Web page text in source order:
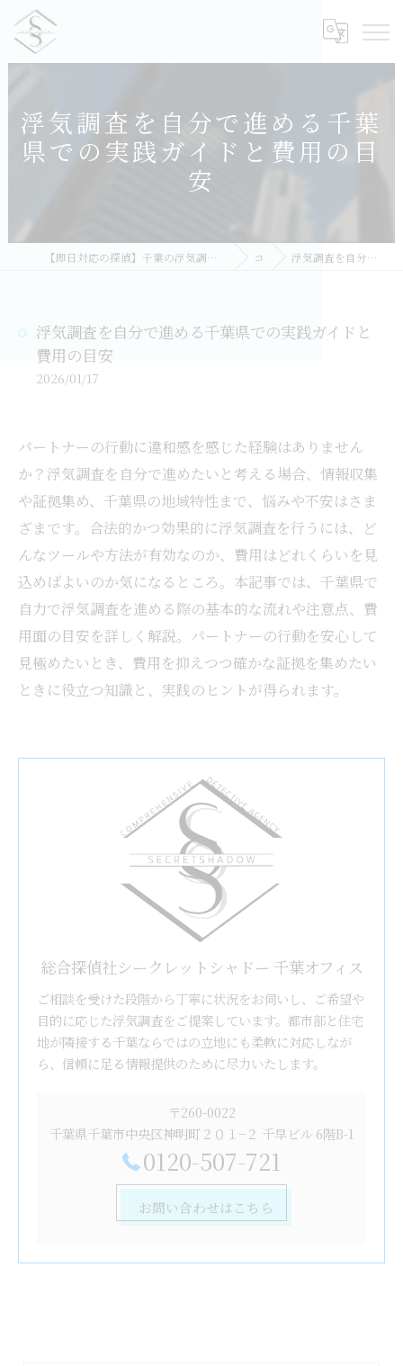
浮気調査を自分で進める千葉
県での実践ガイドと費用の目
安
【即日対応の探偵】千葉の浮気調査｜相談無料・比較しておすすめ／総合探偵社シークレットシャドー 千葉オフィス コラム 浮気調査を自分で進める千葉県での実践ガイドと費用の目安
浮気調査を自分で進める千葉県での実践ガイドと
費用の目安
2026/01/17
パートナーの行動に違和感を感じた経験はありません
か？浮気調査を自分で進めたいと考える場合、情報収集
や証拠集め、千葉県の地域特性まで、悩みや不安はさま
ざまです。合法的かつ効果的に浮気調査を行うには、ど
んなツールや方法が有効なのか、費用はどれくらいを見
込めばよいのか気になるところ。本記事では、千葉県で
自力で浮気調査を進める際の基本的な流れや注意点、費
用面の目安を詳しく解説。パートナーの行動を安心して
見極めたいとき、費用を抑えつつ確かな証拠を集めたい
ときに役立つ知識と、実践のヒントが得られます。
総合探偵社シークレットシャドー 千葉オフィス
ご相談を受けた段階から丁寧に状況をお伺いし、ご希望や
目的に応じた浮気調査をご提案しています。都市部と住宅
地が隣接する千葉ならではの立地にも柔軟に対応しなが
ら、信頼に足る情報提供のために尽力いたします。
〒260-0022
千葉県千葉市中央区神明町２０１−２ 千早ビル 6階B-1
0120-507-721
お問い合わせはこちら